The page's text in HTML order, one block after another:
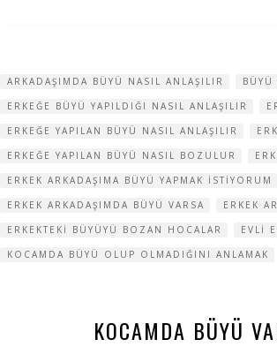
ARKADAŞIMDA BÜYÜ NASIL ANLAŞILIR
ERKEĞE BÜYÜ YAPILDIĞI NASIL ANLAŞILIR
ERKEĞE YAPILAN BÜYÜ NASIL ANLAŞILIR
ERKEĞE YAPILAN BÜYÜ NASIL BOZULUR
ERKEK ARKADAŞIMA BÜYÜ YAPMAK ISTIYORUM
ERKEK ARKADAŞIMDA BÜYÜ VARSA
ERKEK
ERKEKTEKI BÜYÜYÜ BOZAN HOCALAR
EVLI
KOCAMDA BÜYÜ OLUP OLMADIĞINI ANLAMAK
KOCAMDA BÜYÜ